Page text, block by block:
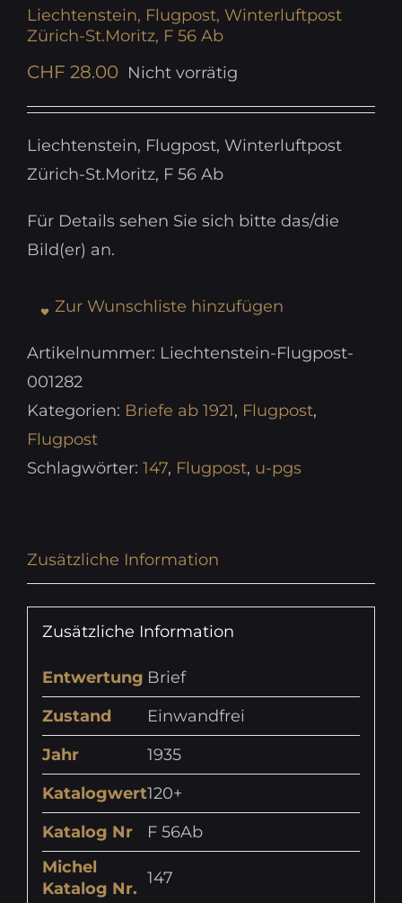
Liechtenstein, Flugpost, Winterluftpost
Zürich-St.Moritz, F 56 Ab
CHF 28.00 Nicht vorrätig
Liechtenstein, Flugpost, Winterluftpost
Zürich-St.Moritz, F 56 Ab
Für Details sehen Sie sich bitte das/die
Bild(er) an.
Zur Wunschliste hinzufügen
Artikelnummer: Liechtenstein-Flugpost-
001282
Kategorien: Briefe ab 1921, Flugpost,
Flugpost
Schlagwörter: 147, Flugpost, u-pgs
Zusätzliche Information
Zusätzliche Information
Entwertung Brief
Zustand
Einwandfrei
Jahr
1935
Katalogwert120+
Katalog Nr
F 56Ab
Michel
Katalog Nr.
147